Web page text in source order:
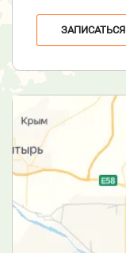
ЗАПИСАТЬСЯ